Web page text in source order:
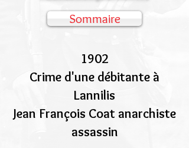
Sommaire
1902
Crime d'une débitante à
Lannilis
Jean François Coat anarchiste
assassin